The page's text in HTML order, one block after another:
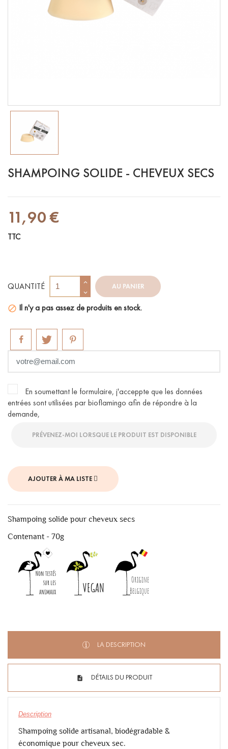
SHAMPOING SOLIDE - CHEVEUX SECS
11,90 €
TTC
QUANTITÉ AU PANIER
 Il n'y a pas assez de produits en stock.
En soumettant le formulaire, j'acceppte que les données
entrées sont utilisées par bioflamingo afin de répondre à la
demande,
PRÉVENEZ-MOI LORSQUE LE PRODUIT EST DISPONIBLE
AJOUTER À MA LISTE
Shampoing solide pour cheveux secs
Contenant - 70g
LA DESCRIPTION
DÉTAILS DU PRODUIT
Description
Shampoing solide artisanal, biodégradable &
économique pour cheveux sec.